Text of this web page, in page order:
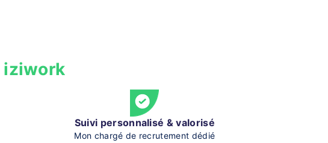
iziwork
Suivi personnalisé & valorisé
Mon chargé de recrutement dédié